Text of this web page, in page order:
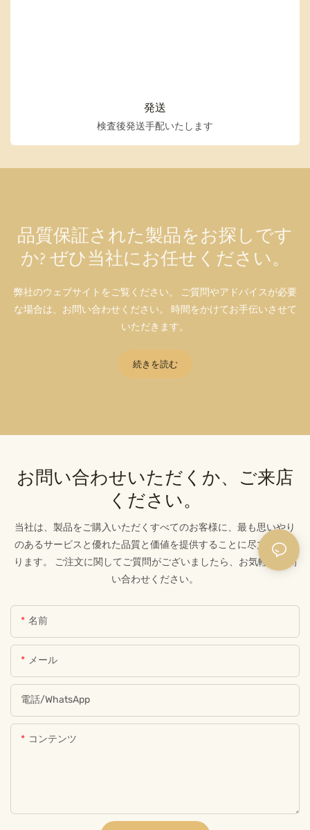
発送
検査後発送手配いたします
品質保証された製品をお探しです
か? ぜひ当社にお任せください。
弊社のウェブサイトをご覧ください。 ご質問やアドバイスが必要
な場合は、お問い合わせください。 時間をかけてお手伝いさせて
いただきます。
続きを読む
お問い合わせいただくか、ご来店
ください。
当社は、製品をご購入いただくすべてのお客様に、最も思いやり
のあるサービスと優れた品質と価値を提供することに尽力してお
ります。 ご注文に関してご質問がございましたら、お気軽にお問
い合わせください。
名前
メール
電話/WhatsApp
コンテンツ